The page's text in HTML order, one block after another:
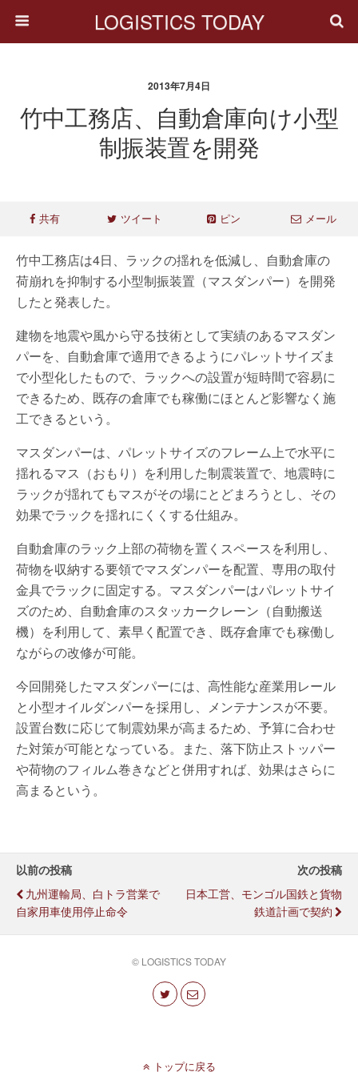
LOGISTICS TODAY
2013年7月4日
竹中工務店、自動倉庫向け小型
制振装置を開発
共有 ツイート ピン メール
竹中工務店は4日、ラックの揺れを低減し、自動倉庫の
荷崩れを抑制する小型制振装置（マスダンパー）を開発
したと発表した。
建物を地震や風から守る技術として実績のあるマスダン
パーを、自動倉庫で適用できるようにパレットサイズま
で小型化したもので、ラックへの設置が短時間で容易に
できるため、既存の倉庫でも稼働にほとんど影響なく施
工できるという。
マスダンパーは、パレットサイズのフレーム上で水平に
揺れるマス（おもり）を利用した制震装置で、地震時に
ラックが揺れてもマスがその場にとどまろうとし、その
効果でラックを揺れにくくする仕組み。
自動倉庫のラック上部の荷物を置くスペースを利用し、
荷物を収納する要領でマスダンパーを配置、専用の取付
金具でラックに固定する。マスダンパーはパレットサイ
ズのため、自動倉庫のスタッカークレーン（自動搬送
機）を利用して、素早く配置でき、既存倉庫でも稼働し
ながらの改修が可能。
今回開発したマスダンパーには、高性能な産業用レール
と小型オイルダンパーを採用し、メンテナンスが不要。
設置台数に応じて制震効果が高まるため、予算に合わせ
た対策が可能となっている。また、落下防止ストッパー
や荷物のフィルム巻きなどと併用すれば、効果はさらに
高まるという。
以前の投稿
九州運輸局、白トラ営業で
自家用車使用停止命令
次の投稿
日本工営、モンゴル国鉄と貨物
鉄道計画で契約
© LOGISTICS TODAY
トップに戻る